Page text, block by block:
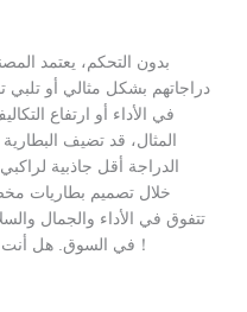
بدون التحكم، يعتمد
دراجاتهم بشكل مثالي أو تلبي
في الأداء أو ارتفاع
المثال، قد تضيف
الدراجة أقل جاذبية
خلال تصميم بطاريات
تتفوق في الأداء والجمال
في السوق. هل أنت ！